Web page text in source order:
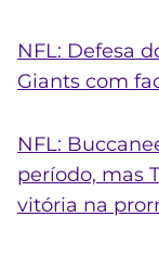
NFL: Defesa
Giants com
NFL:
período, mas
vitória na